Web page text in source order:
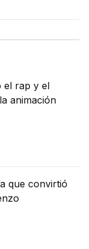
el rap y el
animación
que convirtió